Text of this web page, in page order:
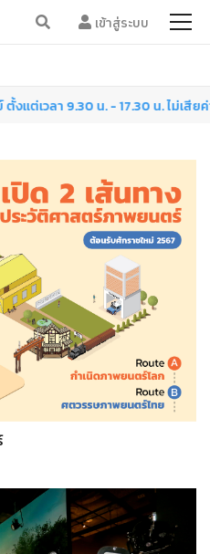
เข้าสู่ระบบ
น. - 17.30 น. ไม่เสียค่าเข้าชม